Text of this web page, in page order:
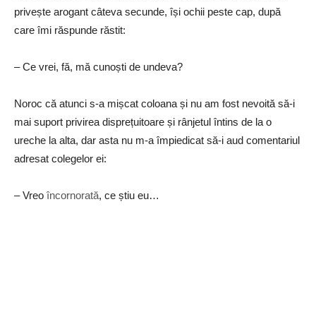
privește arogant câteva secunde, își ochii peste cap, după
care îmi răspunde răstit:
– Ce vrei, fă, mă cunoști de undeva?
Noroc că atunci s-a mișcat coloana și nu am fost nevoită să-i
mai suport privirea disprețuitoare și rânjetul întins de la o
ureche la alta, dar asta nu m-a împiedicat să-i aud comentariul
adresat colegelor ei:
– Vreo încornorată, ce știu eu…